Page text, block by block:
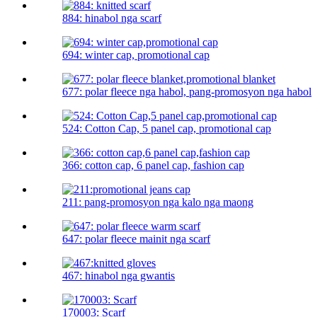
884: hinabol nga scarf
694: winter cap, promotional cap
677: polar fleece nga habol, pang-promosyon nga habol
524: Cotton Cap, 5 panel cap, promotional cap
366: cotton cap, 6 panel cap, fashion cap
211: pang-promosyon nga kalo nga maong
647: polar fleece mainit nga scarf
467: hinabol nga gwantis
170003: Scarf